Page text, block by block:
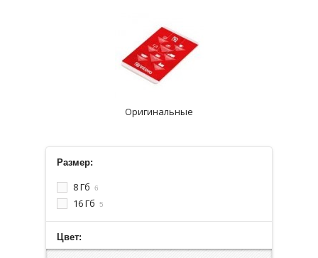
Оригинальные
Размер:
8 Гб 6
16 Гб 5
Цвет: